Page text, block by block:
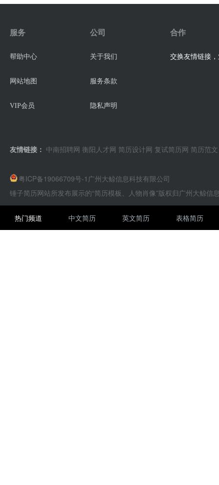
服务
帮助中心
网站地图
VIP会员
公司
关于我们
服务条款
隐私声明
合作
交换友情链接
友情链接： 中南招聘网 衡阳人才网 简历设计网 复试简历网 简历范文
粤ICP备19066709号-1 广州大鲸信息科技有限公司
锤子简历网站所发布展示的“简历模板、人物肖像”版权归广州大鲸
热门频道 中文简历 英文简历 表格简历